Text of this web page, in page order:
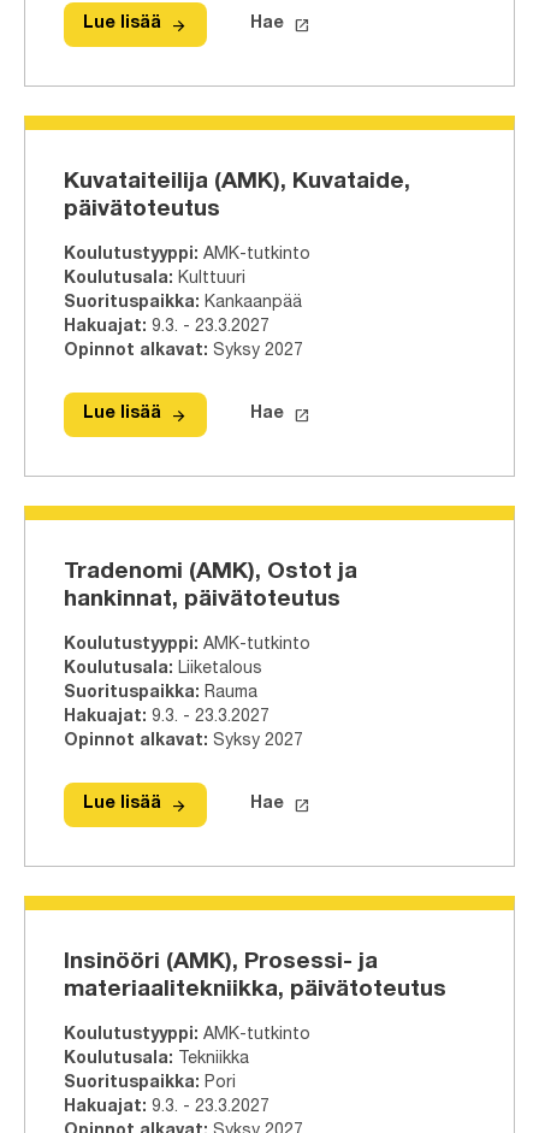
Lue lisää Fysioterapeutti (AMK),
Lue lisää arrow_forward
Hae tähän tutkinto-
Hae launch
Kuvataiteilija (AMK), Kuvataide,
päivätoteutus
Koulutustyyppi: AMK-tutkinto
Koulutusala: Kulttuuri
Suorituspaikka: Kankaanpää
Hakuajat: 9.3. - 23.3.2027
Opinnot alkavat: Syksy 2027
Lue lisää Kuvataiteilija (AMK), Kuvataide,
Lue lisää arrow_forward
Hae tähän tutkinto-
Hae launch
Tradenomi (AMK), Ostot ja
hankinnat, päivätoteutus
Koulutustyyppi: AMK-tutkinto
Koulutusala: Liiketalous
Suorituspaikka: Rauma
Hakuajat: 9.3. - 23.3.2027
Opinnot alkavat: Syksy 2027
Lue lisää Tradenomi (AMK), Ostot ja
Lue lisää arrow_forward
Hae tähän tutkinto-
Hae launch
Insinööri (AMK), Prosessi- ja
materiaalitekniikka, päivätoteutus
Koulutustyyppi: AMK-tutkinto
Koulutusala:
Tekniikka
Suorituspaikka: Pori
Hakuajat: 9.3. - 23.3.2027